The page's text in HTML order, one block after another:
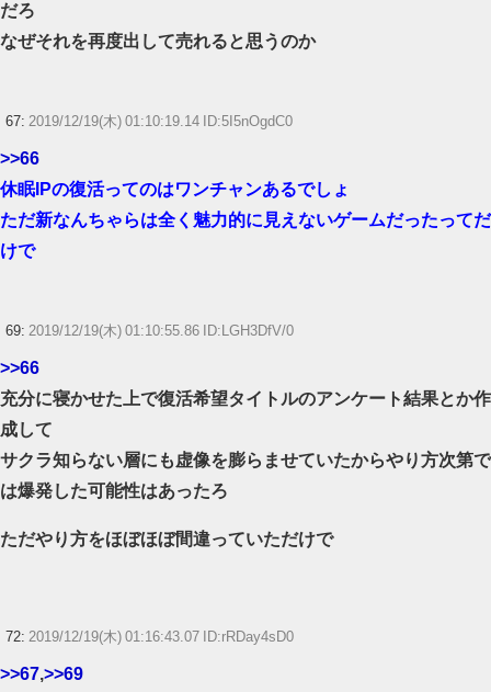
だろ
なぜそれを再度出して売れると思うのか
67: 2019/12/19(木) 01:10:19.14 ID:5I5nOgdC0
>>66
休眠IPの復活ってのはワンチャンあるでしょ
ただ新なんちゃらは全く魅力的に見えないゲームだったってだ
けで
69: 2019/12/19(木) 01:10:55.86 ID:LGH3DfV/0
>>66
充分に寝かせた上で復活希望タイトルのアンケート結果とか作
成して
サクラ知らない層にも虚像を膨らませていたからやり方次第で
は爆発した可能性はあったろ
ただやり方をほぼほぼ間違っていただけで
72: 2019/12/19(木) 01:16:43.07 ID:rRDay4sD0
>>67,>>69